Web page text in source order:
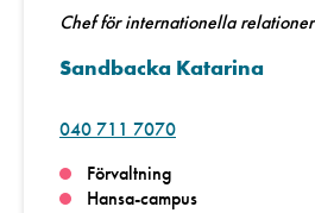
Chef för internationella relationer
Sandbacka Katarina
040 711 7070
Förvaltning
Hansa-campus